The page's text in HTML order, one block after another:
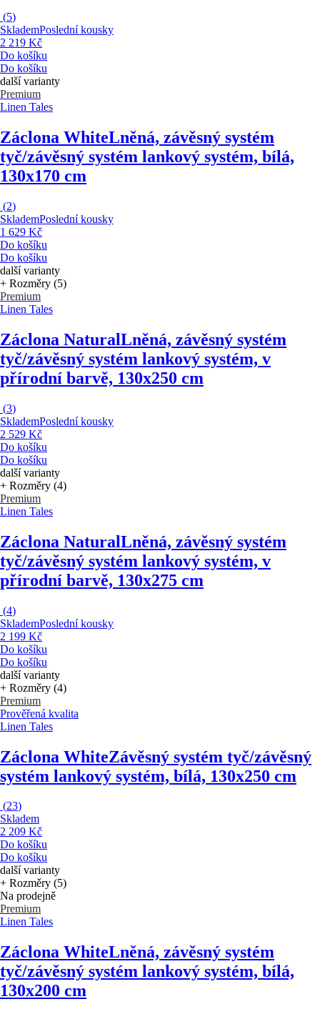
(5)
SklademPoslední kousky
2 219 Kč
Do košíku
Do košíku
další varianty
Premium
Linen Tales
Záclona WhiteLněná, závěsný systém
tyč/závěsný systém lankový systém, bílá,
130x170 cm
(2)
SklademPoslední kousky
1 629 Kč
Do košíku
Do košíku
další varianty
+ Rozměry (5)
Premium
Linen Tales
Záclona NaturalLněná, závěsný systém
tyč/závěsný systém lankový systém, v
přírodní barvě, 130x250 cm
(3)
SklademPoslední kousky
2 529 Kč
Do košíku
Do košíku
další varianty
+ Rozměry (4)
Premium
Linen Tales
Záclona NaturalLněná, závěsný systém
tyč/závěsný systém lankový systém, v
přírodní barvě, 130x275 cm
(4)
SklademPoslední kousky
2 199 Kč
Do košíku
Do košíku
další varianty
+ Rozměry (4)
Premium
Prověřená kvalita
Linen Tales
Záclona WhiteZávěsný systém tyč/závěsný
systém lankový systém, bílá, 130x250 cm
(23)
Skladem
2 209 Kč
Do košíku
Do košíku
další varianty
+ Rozměry (5)
Na prodejně
Premium
Linen Tales
Záclona WhiteLněná, závěsný systém
tyč/závěsný systém lankový systém, bílá,
130x200 cm